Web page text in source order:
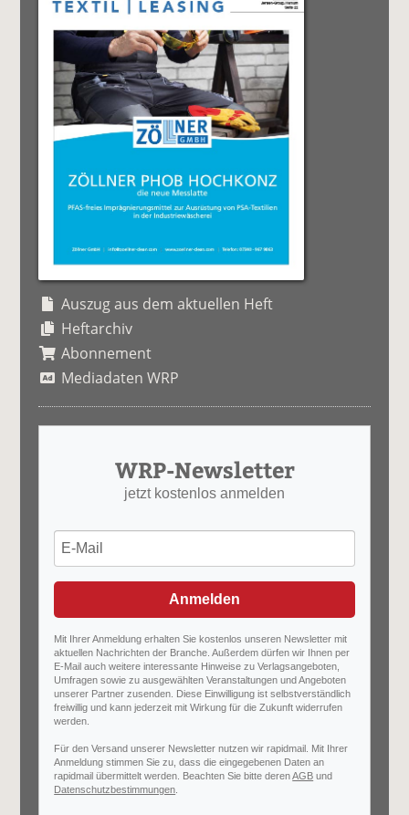
Auszug aus dem aktuellen Heft
Heftarchiv
Abonnement
Mediadaten WRP
WRP-Newsletter
jetzt kostenlos anmelden
Anmelden
Mit Ihrer Anmeldung erhalten Sie kostenlos unseren Newsletter mit
aktuellen Nachrichten der Branche. Außerdem dürfen wir Ihnen per
E-Mail auch weitere interessante Hinweise zu Verlagsangeboten,
Umfragen sowie zu ausgewählten Veranstaltungen und Angeboten
unserer Partner zusenden. Diese Einwilligung ist selbstverständlich
freiwillig und kann jederzeit mit Wirkung für die Zukunft widerrufen
werden.
Für den Versand unserer Newsletter nutzen wir rapidmail. Mit Ihrer
Anmeldung stimmen Sie zu, dass die eingegebenen Daten an
rapidmail übermittelt werden. Beachten Sie bitte derenAGB und
Datenschutzbestimmungen